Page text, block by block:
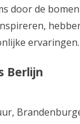
door de
Berlijn